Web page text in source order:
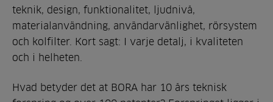
teknik, design, funktionalitet, ljudnivå,
materialanvändning, användarvänlighet, rörsystem
och kolfilter. Kort sagt: I varje detalj, i kvaliteten
och i helheten.
Hvad betyder det at BORA har 10 års teknisk